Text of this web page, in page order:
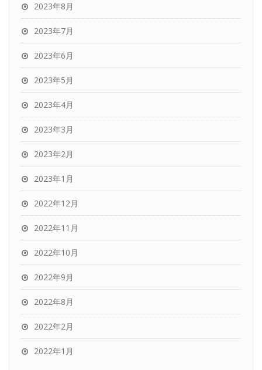
2023年8月
2023年7月
2023年6月
2023年5月
2023年4月
2023年3月
2023年2月
2023年1月
2022年12月
2022年11月
2022年10月
2022年9月
2022年8月
2022年2月
2022年1月